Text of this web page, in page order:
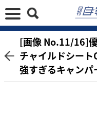
[画像 No.11/16]優
チャイルドシー
強すぎるキャンパ